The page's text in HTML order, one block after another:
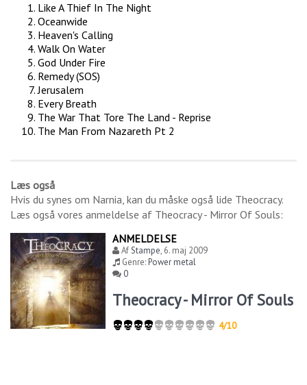
Like A Thief In The Night
Oceanwide
Heaven's Calling
Walk On Water
God Under Fire
Remedy (SOS)
Jerusalem
Every Breath
The War That Tore The Land - Reprise
The Man From Nazareth Pt 2
Læs også
Hvis du synes om Narnia, kan du måske også lide Theocracy.
Læs også vores anmeldelse af Theocracy - Mirror Of Souls:
ANMELDELSE
AfStampe, 6. maj 2009
Genre:Power metal
0
Theocracy - Mirror Of Souls
4/10